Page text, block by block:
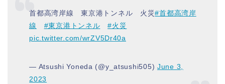
首都高湾岸線 東京港トンネル 火災#首都高湾岸
線
#東京港トンネル
#火災
pic.twitter.com/wrZV5Dr40a
— Atsushi Yoneda (@y_atsushi505) June 3,
2023